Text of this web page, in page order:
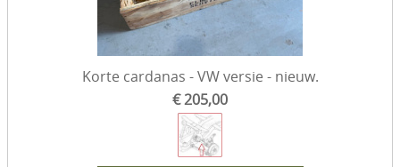
Korte cardanas - VW versie - nieuw.
€ 205,00